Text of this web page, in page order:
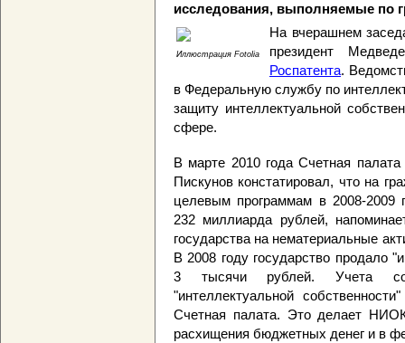
исследования, выполняемые по
Иллюстрация Fotolia
На вчерашнем
президент
Роспатента.
в Федеральную службу по
защиту интеллектуальной
сфере.
В марте 2010 года Счетная
Пискунов констатировал, что на
целевым программам в 2008-2009
232 миллиарда рублей,
государства на нематериальные
В 2008 году государство продало
3 тысячи рублей. Учета
"интеллектуальной
Счетная палата. Это делает
расхищения бюджетных денег и в